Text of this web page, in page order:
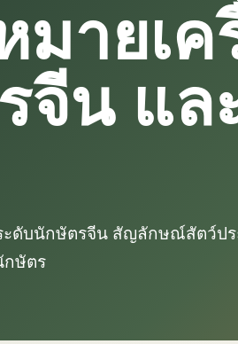
สงบและชัดเจน
วัสดุที่ช่วยให้โฟกัสและนิ่งขึ้น
ด้ายแดง
สัญลักษณ์เรียบง่ายของพรแ
สำหรับความรุ่งเรือง
พรสำหรับงาน เงิน และแรงส่ง
มายเค
จีน แล
ะดับนักษัตรจีน สัญลักษณ์สัตว์ป
กษัตร